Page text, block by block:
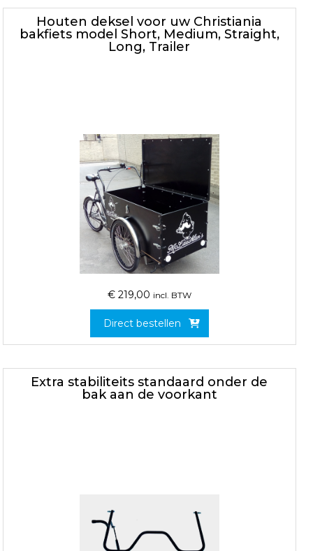
Houten deksel voor uw Christiania
bakfiets model Short, Medium, Straight,
Long, Trailer
€ 219,00 incl. BTW
Direct bestellen
Extra stabiliteits standaard onder de
bak aan de voorkant